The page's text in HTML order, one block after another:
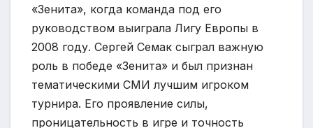
«Зенита», когда команда под его
руководством выиграла Лигу Европы в
2008 году. Сергей Семак сыграл важную
роль в победе «Зенита» и был признан
тематическими СМИ лучшим игроком
турнира. Его проявление силы,
проницательность в игре и точность